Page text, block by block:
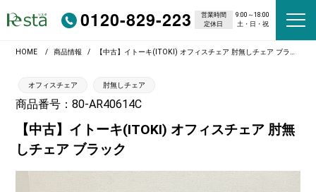
0120-829-223 営業時間
9:00～18:00
定休日
土・日・祝
HOME 商品情報 【中古】イトーキ(ITOKI) オフィスチェア 肘無しチェア ブラック
オフィスチェア 肘無しチェア
商品番号：80-AR40614C
【中古】イトーキ(ITOKI) オフィスチェア 肘無
しチェア ブラック